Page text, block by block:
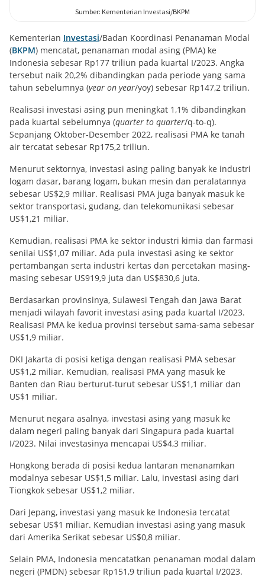
Kementerian Investasi/Badan Koordinasi Penanaman Modal
(BKPM) mencatat, penanaman modal asing (PMA) ke
Indonesia sebesar Rp177 triliun pada kuartal I/2023. Angka
tersebut naik 20,2% dibandingkan pada periode yang sama
tahun sebelumnya (year on year/yoy) sebesar Rp147,2 triliun.
Realisasi investasi asing pun meningkat 1,1% dibandingkan
pada kuartal sebelumnya (quarter to quarter/q-to-q).
Sepanjang Oktober-Desember 2022, realisasi PMA ke tanah
air tercatat sebesar Rp175,2 triliun.
Menurut sektornya, investasi asing paling banyak ke industri
logam dasar, barang logam, bukan mesin dan peralatannya
sebesar US$2,9 miliar. Realisasi PMA juga banyak masuk ke
sektor transportasi, gudang, dan telekomunikasi sebesar
US$1,21 miliar.
Kemudian, realisasi PMA ke sektor industri kimia dan farmasi
senilai US$1,07 miliar. Ada pula investasi asing ke sektor
pertambangan serta industri kertas dan percetakan masing-
masing sebesar US919,9 juta dan US$830,6 juta.
Berdasarkan provinsinya, Sulawesi Tengah dan Jawa Barat
menjadi wilayah favorit investasi asing pada kuartal I/2023.
Realisasi PMA ke kedua provinsi tersebut sama-sama sebesar
US$1,9 miliar.
DKI Jakarta di posisi ketiga dengan realisasi PMA sebesar
US$1,2 miliar. Kemudian, realisasi PMA yang masuk ke
Banten dan Riau berturut-turut sebesar US$1,1 miliar dan
US$1 miliar.
Menurut negara asalnya, investasi asing yang masuk ke
dalam negeri paling banyak dari Singapura pada kuartal
I/2023. Nilai investasinya mencapai US$4,3 miliar.
Hongkong berada di posisi kedua lantaran menanamkan
modalnya sebesar US$1,5 miliar. Lalu, investasi asing dari
Tiongkok sebesar US$1,2 miliar.
Dari Jepang, investasi yang masuk ke Indonesia tercatat
sebesar US$1 miliar. Kemudian investasi asing yang masuk
dari Amerika Serikat sebesar US$0,8 miliar.
Selain PMA, Indonesia mencatatkan penanaman modal dalam
negeri (PMDN) sebesar Rp151,9 triliun pada kuartal I/2023.